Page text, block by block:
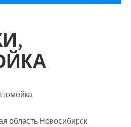
область Новосибирск